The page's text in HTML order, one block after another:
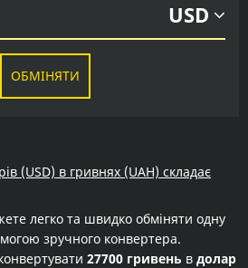
USD
ОБМІНЯТИ
(USD) в гривнях (UAH) складає
легко та швидко обміняти одну
зручного конвертера.
27700 гривень в долар